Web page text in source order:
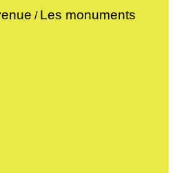
/ Les monuments